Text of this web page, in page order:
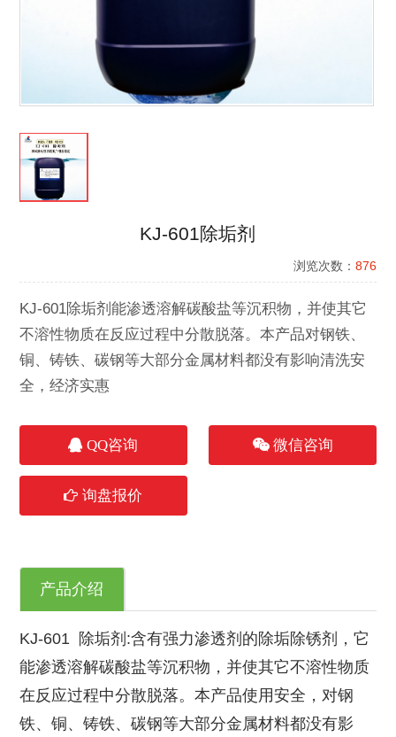
KJ-601除垢剂
浏览次数：876
KJ-601除垢剂能渗透溶解碳酸盐等沉积物，并使其它
不溶性物质在反应过程中分散脱落。本产品对钢铁、
铜、铸铁、碳钢等大部分金属材料都没有影响清洗安
全，经济实惠
QQ咨询 微信咨询
询盘报价
产品介绍
KJ-601 除垢剂:含有强力渗透剂的除垢除锈剂，它
能渗透溶解碳酸盐等沉积物，并使其它不溶性物质
在反应过程中分散脱落。本产品使用安全，对钢
铁、铜、铸铁、碳钢等大部分金属材料都没有影